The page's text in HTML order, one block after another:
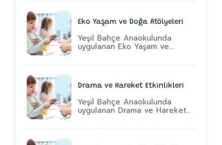
Eko Yaşam ve Doğa Atölyeleri
Yeşil Bahçe Anaokulunda
uygulanan Eko Yaşam ve...
Drama ve Hareket Etkinlikleri
Yeşil Bahçe Anaokulunda
uygulanan Drama ve Hareket...